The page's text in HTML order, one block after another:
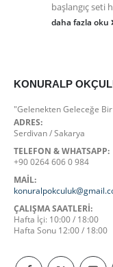
başlangıç seti
daha fazla oku
KONURALP
"Gelenekten Geleceğe Bir
ADRES:
Serdivan / Sakarya
TELEFON & WHATSAPP:
+90 0264 606 0 984
MAİL:
ÇALIŞMA SAATLERI:
Hafta İçi: 10:00 / 18:00
Hafta Sonu 12:00 / 18:00